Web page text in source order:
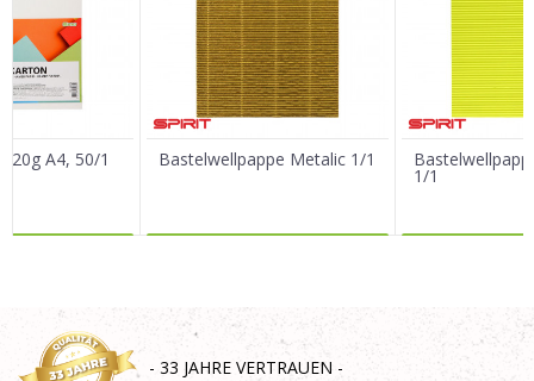
Nachricht
A4, 50/1 Bastelwellpappe Metalic 1/1
1/1
- 33 JAHRE VERTRAUEN -